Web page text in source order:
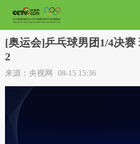
[奥运会]乒乓球男团1/4决赛
2
来源：央视网 08-15 15:36